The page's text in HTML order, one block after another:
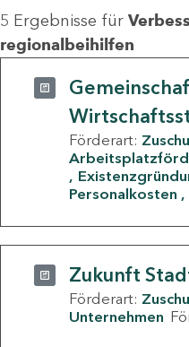
5 Ergebnisse für
regionalbeihilfen
Förderart:
Personalkosten
Zukunft
Förderart:
Unternehmen